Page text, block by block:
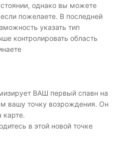
однако вы можете
пожелаете. В последней
указать тип
контролировать область
ВАШ первый спавн на
вашу точку возрождения. Он
карте.
в этой новой точке